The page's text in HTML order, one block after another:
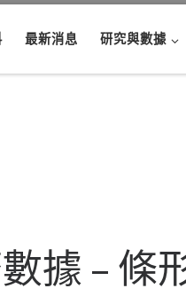
最新消息 研究與數據
據 – 條